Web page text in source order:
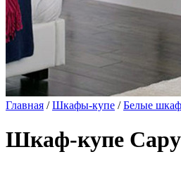
Главная /Шкафы-купе /Белые
Шкаф-купе